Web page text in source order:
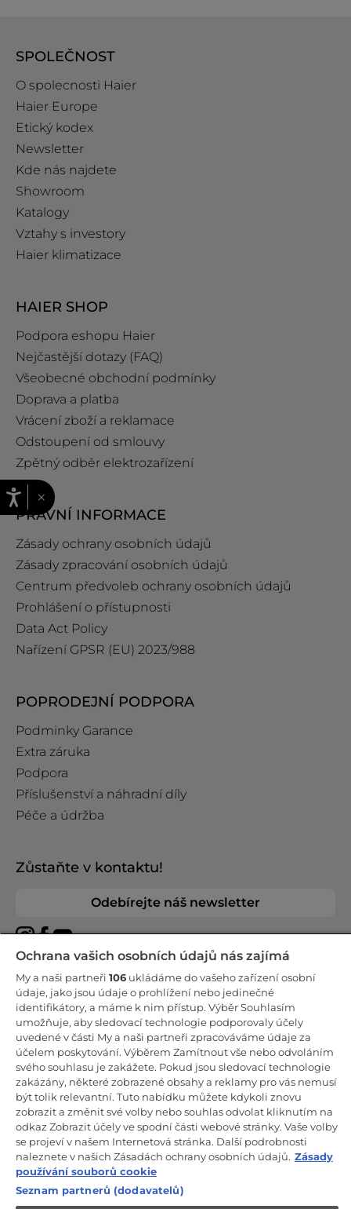
SPOLEČNOST
O spolecnosti Haier
Haier Europe
Etický kodex
Newsletter
Kde nás najdete
Showroom
Katalogy
Vztahy s investory
Haier klimatizace
HAIER SHOP
Podpora eshopu Haier
Nejčastější dotazy (FAQ)
Všeobecné obchodní podmínky
Doprava a platba
Vrácení zboží a reklamace
Odstoupení od smlouvy
Zpětný odběr elektrozařízení
PRÁVNÍ INFORMACE
Zásady ochrany osobních údajů
Zásady zpracování osobních údajů
Centrum předvoleb ochrany osobních údajů
Prohlášení o přístupnosti
Data Act Policy
Nařízení GPSR (EU) 2023/988
POPRODEJNÍ PODPORA
Podminky Garance
Extra záruka
Podpora
Příslušenství a náhradní díly
Péče a údržba
Zůstaňte v kontaktu!
Odebírejte náš newsletter
CANDY HOOVER GROUP S.r.I. - Jediný akcionář - SÍDLO
SPOLEČNOSTI: Via Comolli, 57 - 20861 Brugherio (Monza Brianza) -
Itálie - ADMINISTRATIVNÍ KANCELÁŘE: Via Privata Eden Fumagalli
snc - 20861 Brugherio (Monza Brianza) a Via Trento č. 20/A-22 -
20871 Vimercate (Monza Brianza) - Itálie - Tel.: +39.039.2086.1 - Fax:
+39.039.2086.237 - Základní kapitál 35 000 000,00 € plně splacený -
IČ a číslo zápisu v obchodním rejstříku Milán-Monza-Brianza-Lodi
04666310158 - DIČ 00786860965 - Číslo REA (Ekonomicko-správní
rejstřík): MB-1033934 - Autorizace IT AEOF 211870 - Společnost
podléhající řídicím a koordinačním činnostem společnosti Candy
S.p.A.
CZ / Česká republika
×
Ochrana vašich osobních údajů nás zajímá
My a naši partneři 106 ukládáme do vašeho zařízení osobní
údaje, jako jsou údaje o prohlížení nebo jedinečné
identifikátory, a máme k nim přístup. Výběr Souhlasím
umožňuje, aby sledovací technologie podporovaly účely
uvedené v části My a naši partneři zpracováváme údaje za
účelem poskytování. Výběrem Zamítnout vše nebo odvoláním
svého souhlasu je zakážete. Pokud jsou sledovací technologie
zakázány, některé zobrazené obsahy a reklamy pro vás nemusí
být tolik relevantní. Tuto nabídku můžete kdykoli znovu
zobrazit a změnit své volby nebo souhlas odvolat kliknutím na
odkaz Zobrazit účely ve spodní části webové stránky. Vaše volby
se projeví v našem Internetová stránka. Další podrobnosti
naleznete v našich Zásadách ochrany osobních údajů. Zásady
používání souborů cookie
Seznam partnerů (dodavatelů)